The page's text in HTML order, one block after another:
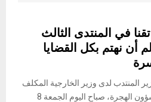
في المنتدى الثالث
أن نهتم بكل القضايا
المنتدب لدى وزير الخارجية المكلف
بالمغاربة المقيمين بالخارج وشؤون الهجرة، صباح اليوم الجمعة 8